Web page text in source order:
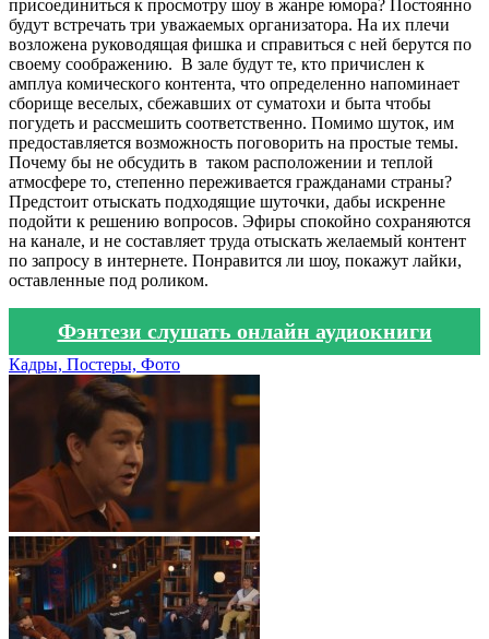
присоединиться к просмотру шоу в жанре юмора? Постоянно
будут встречать три уважаемых организатора. На их плечи
возложена руководящая фишка и справиться с ней берутся по
своему соображению. В зале будут те, кто причислен к
амплуа комического контента, что определенно напоминает
сборище веселых, сбежавших от суматохи и быта чтобы
погудеть и рассмешить соответственно. Помимо шуток, им
предоставляется возможность поговорить на простые темы.
Почему бы не обсудить в таком расположении и теплой
атмосфере то, степенно переживается гражданами страны?
Предстоит отыскать подходящие шуточки, дабы искренне
подойти к решению вопросов. Эфиры спокойно сохраняются
на канале, и не составляет труда отыскать желаемый контент
по запросу в интернете. Понравится ли шоу, покажут лайки,
оставленные под роликом.
Фэнтези слушать онлайн аудиокниги
Кадры, Постеры, Фото